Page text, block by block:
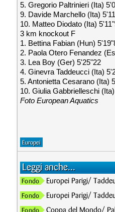
5. Gregorio Paltrinieri (Ita)
9. Davide Marchello (Ita)
10. Matteo Diodato (Ita)
3 km knockout F
1. Bettina Fabian (Hun)
2. Paola Otero Fenandez
3. Lea Boy (Ger) 5'25"22
4. Ginevra Taddeucci (Ita)
5. Antonietta Cesarano (Ita)
10. Giulia Gabbrielleschi
Foto European Aquatics
Europei
Leggi anche...
Fondo Europei Parigi/
Fondo Europei Parigi/
Fondo Coppa del Mondo/